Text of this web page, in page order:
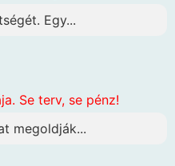
Egy...
Se terv, se pénz!
megoldják...